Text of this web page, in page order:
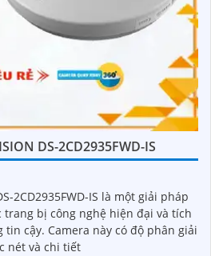
DS-2CD2935FWD-IS
2CD2935FWD-IS là một giải pháp
bị công nghệ hiện đại và tích
độ phân giải
nét và chi tiết